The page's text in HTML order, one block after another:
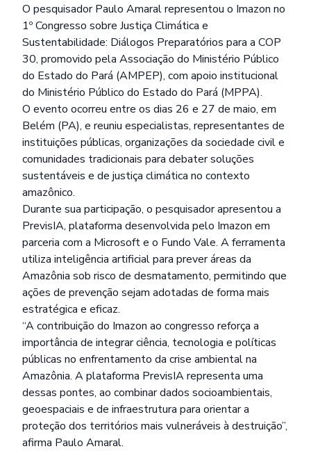
O pesquisador Paulo Amaral representou o Imazon no
1º Congresso sobre Justiça Climática e
Sustentabilidade: Diálogos Preparatórios para a COP
30, promovido pela Associação do Ministério Público
do Estado do Pará (AMPEP), com apoio institucional
do Ministério Público do Estado do Pará (MPPA).
O evento ocorreu entre os dias 26 e 27 de maio, em
Belém (PA), e reuniu especialistas, representantes de
instituições públicas, organizações da sociedade civil e
comunidades tradicionais para debater soluções
sustentáveis e de justiça climática no contexto
amazônico.
Durante sua participação, o pesquisador apresentou a
PrevisIA, plataforma desenvolvida pelo Imazon em
parceria com a Microsoft e o Fundo Vale. A ferramenta
utiliza inteligência artificial para prever áreas da
Amazônia sob risco de desmatamento, permitindo que
ações de prevenção sejam adotadas de forma mais
estratégica e eficaz.
“A contribuição do Imazon ao congresso reforça a
importância de integrar ciência, tecnologia e políticas
públicas no enfrentamento da crise ambiental na
Amazônia. A plataforma PrevisIA representa uma
dessas pontes, ao combinar dados socioambientais,
geoespaciais e de infraestrutura para orientar a
proteção dos territórios mais vulneráveis à destruição”,
afirma Paulo Amaral.